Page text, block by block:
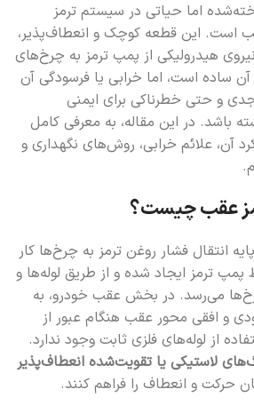
اما حیاتی در سیستم ترمز
است. این قطعه کوچک و انعطاف‌پذیر،
هیدرولیکی از پمپ ترمز به چرخ‌های
ساده است، اما خرابی یا فرسودگی آن
و حتی خطرناکی برای ایمنی
باشد. در این مقاله، به معرفی کامل
آن، علائم خرابی، روش‌های نگهداری و
عقب چیست؟
انتقال فشار روغن ترمز به چرخ‌ها کار
ترمز ایجاد شده و از طریق لوله‌ها و
می‌رسد. در بخش عقب خودرو، به
و افقی محور عقب هنگام عبور از
از لوله‌های فلزی ثابت وجود ندارد.
لاستیکی یا تقویت‌شده انعطاف‌پذیر
حرکت و انعطاف را فراهم کنند.